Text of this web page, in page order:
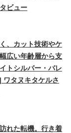
ビュー
、カット技術やケ
広い年齢層から支
トシルバー・バレ
ワタヌキタケルさ
れた転機。行き着